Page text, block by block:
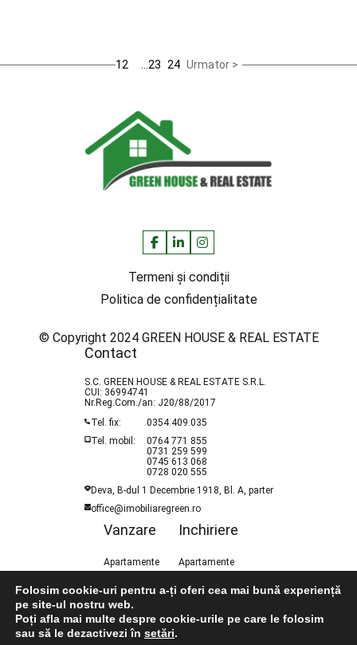
1 2 23 24 Urmator >
Contact
S.C. GREEN HOUSE & REAL ESTATE S.R.L.
CUI: 36994741
Nr.Reg.Com./an: J20/88/2017
Tel. fix:
0354.409.035
Tel. mobil:
0764 771 855
0731 259 599
0745 613 068
0728 020 555
Deva, B-dul 1 Decembrie 1918, Bl. A, parter
office@imobiliaregreen.ro
Termeni și condiții
Politica de confidențialitate
© Copyright 2024 GREEN HOUSE & REAL ESTATE
Vanzare
Apartamente
Garaje
Spatii Comerciale
Terenuri
Inchiriere
Apartamente
Spatii Comerciale
Folosim cookie-uri pentru a-ți oferi cea mai bună experiență
pe site-ul nostru web.
Poți afla mai multe despre cookie-urile pe care le folosim
sau să le dezactivezi în setări.